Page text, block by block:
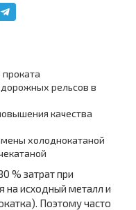
рельсов в
качества
холоднокатаной
% затрат при
на исходный металл и
Поэтому часто